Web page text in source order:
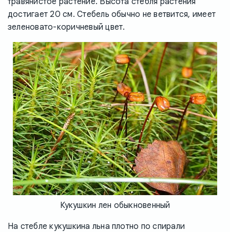
достигает 20 см. Стебель обычно не ветвится, имеет
зеленовато-коричневый цвет.
Кукушкин лен обыкновенный
На стебле кукушкина льна плотно по спирали